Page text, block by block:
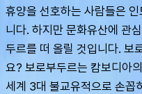
휴양을 선호하는 사람들은
니다. 하지만 문화유산에 관
두르를 떠 올릴 것입니다. 보
요? 보로부두르는 캄보디아
세계 3대 불교유적으로 손꼽